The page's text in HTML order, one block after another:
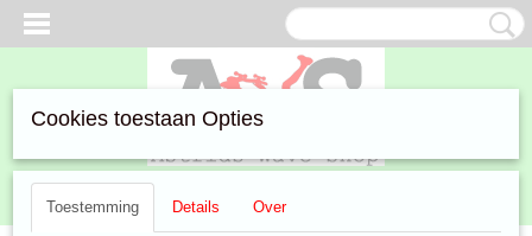
Inloggen Registreren
Cookies toestaan Opties
Toestemming Details Over